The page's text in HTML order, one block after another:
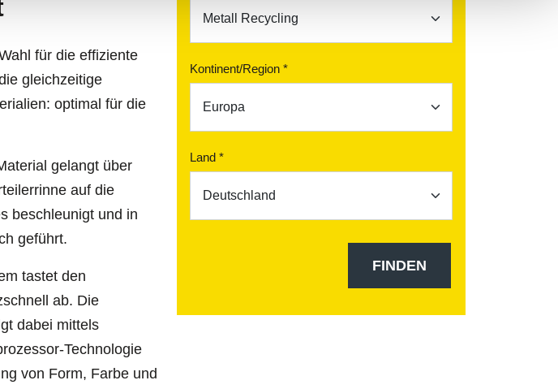
für die effiziente
gleichzeitige
optimal für die
gelangt über
auf die
beschleunigt und in
geführt.
tastet den
ab. Die
dabei mittels
Technologie
von Form, Farbe und
Kontinent/Region *
Land *